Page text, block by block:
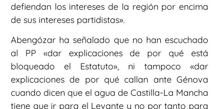
defiendan los intereses de la región por encima
de sus intereses partidistas».
Abengózar ha señalado que no han escuchado
al PP «dar explicaciones de por qué está
bloqueado el Estatuto», ni tampoco «dar
explicaciones de por qué callan ante Génova
cuando dicen que el agua de Castilla-La Mancha
tiene que ir para el Levante y no por tanto para